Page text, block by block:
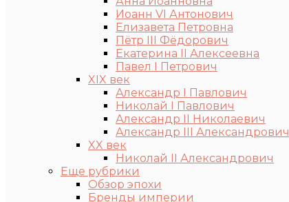
Иоанн VI Антонович
Елизавета Петровна
Пётр III Фёдорович
Екатерина II Алексеевна
Павел I Петрович
XIX век
Александр I Павлович
Николай I Павлович
Александр II Николаевич
Александр III Александрович
XX век
Николай II Александрович
Еще рубрики
Обзор эпохи
Бренды империи